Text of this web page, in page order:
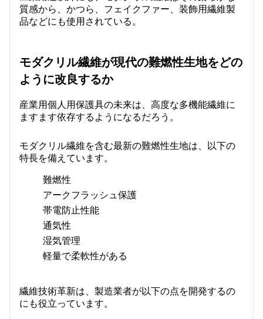
質感から、かつら、フェイクファー、装飾用繊維製
品などにも使用されている。
モダクリル繊維が現代の難燃性生地をどの
ように改良するか
産業用個人用保護具の未来は、高度な多機能繊維に
ますます依存するようになるだろう。
モダクリル繊維を含む最新の難燃性生地は、以下の
特長を備えています。
難燃性
アークフラッシュ保護
帯電防止性能
通気性
湿気管理
軽量で柔軟性がある
繊維技術革新は、製造業者が以下の点を開発するの
にも役立っています。